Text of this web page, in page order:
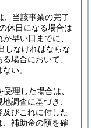
、当該事業の完了
休日になる場合は
早い日までに、
しなければならな
場合において、
い。
理した場合は、
調査に基づき、
びこれに付した
、補助金の額を確